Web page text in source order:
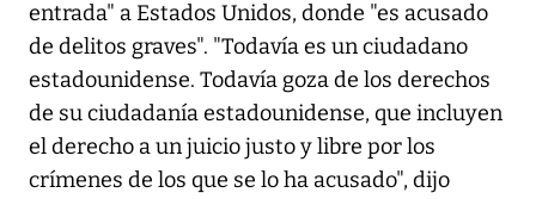
entrada" a Estados Unidos, donde "es acusado
de delitos graves". "Todavía es un ciudadano
estadounidense. Todavía goza de los derechos
de su ciudadanía estadounidense, que incluyen
el derecho a un juicio justo y libre por los
crímenes de los que se lo ha acusado", dijo